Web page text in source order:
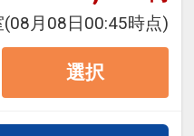
員の方にはフライ
まります。
(08月08日00:45時点)
選択